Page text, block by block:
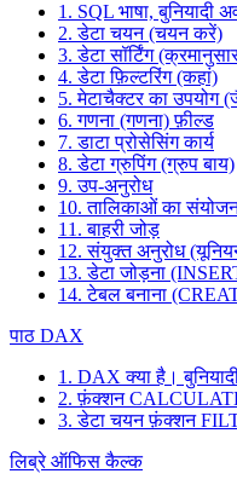
1. SQL भाषा, बुनियादी
2. डेटा चयन (चयन करें)
3. डेटा सॉर्टिंग
4. डेटा फ़िल्टरिंग (कहां)
5. मेटाचैक्टर का उपयोग
6. गणना (गणना) फ़ील्ड
7. डाटा प्रोसेसिंग कार्य
8. डेटा ग्रुपिंग (ग्रुप बाय)
9. उप-अनुरोध
10. तालिकाओं का
11. बाहरी जोड़
12. संयुक्त अनुरोध
13. डेटा जोड़ना
14. टेबल बनाना
पाठ DAX
1. DAX क्या है।
2. फ़ंक्शन
3. डेटा चयन फ़ंक्शन
लिब्रे ऑफिस कैल्क